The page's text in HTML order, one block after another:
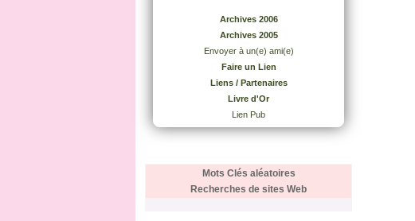
Archives 2006
Archives 2005
Envoyer à un(e) ami(e)
Faire un Lien
Liens / Partenaires
Livre d'Or
Lien Pub
Mots Clés aléatoires
Recherches de sites Web